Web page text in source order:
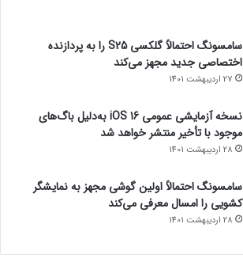
سامسونگ احتمالاً گلکسی S25 را به پردازنده
اختصاصی جدید مجهز می‌کند
27 اردیبهشت 1401
نسخه آزمایشی عمومی iOS 16 به‌دلیل باگ‌های
موجود با تأخیر منتشر خواهد شد
28 اردیبهشت 1401
سامسونگ احتمالاً اولین گوشی مجهز به نمایشگر
کشویی را امسال معرفی می‌کند
28 اردیبهشت 1401